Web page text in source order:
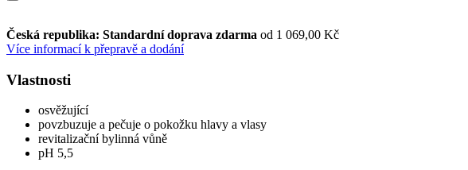
Česká republika: Standardní doprava zdarma od 1 069,00 Kč
Více informací k přepravě a dodání
Vlastnosti
osvěžující
povzbuzuje a pečuje o pokožku hlavy a vlasy
revitalizační bylinná vůně
pH 5,5